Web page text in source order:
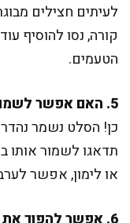
לעיתים חצילים
קורה, נסו להוסיף
הטעמים.
5. האם אפשר לשמור את הסלט למחר?
כן! הסלט נשמר
תדאגו לשמור אותו
או לימון, אפשר